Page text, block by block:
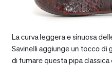
La curva leggera e sinuosa
Savinelli aggiunge un tocco
di fumare questa pipa